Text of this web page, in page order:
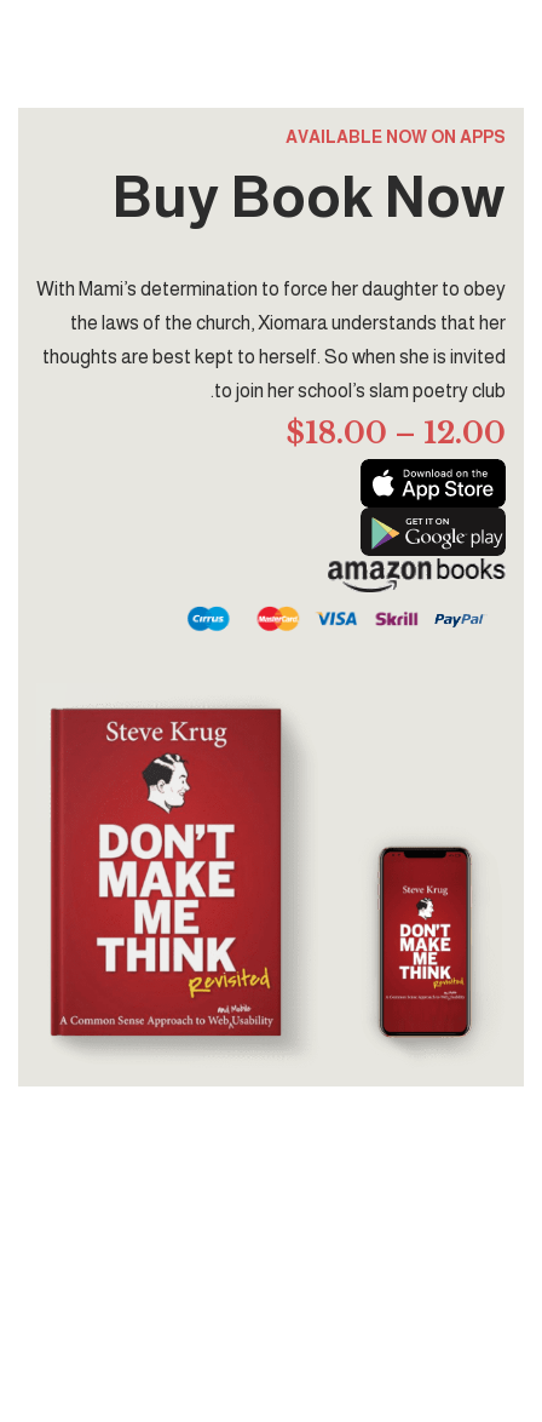
AVAILABLE NOW ON APPS
Buy Book Now
With Mami’s determination to force her daughter to obey
the laws of the church, Xiomara understands that her
thoughts are best kept to herself. So when she is invited
to join her school’s slam poetry club.
12.00 – $18.00